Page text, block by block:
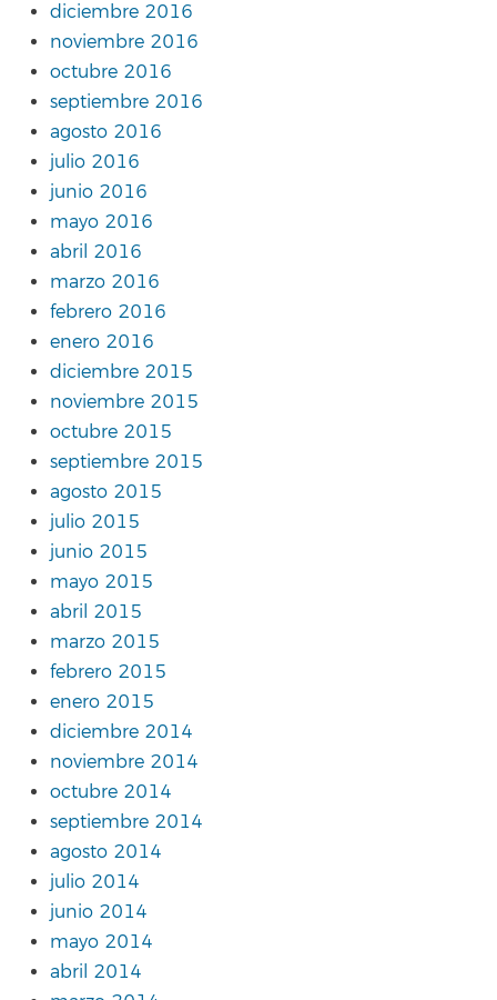
diciembre 2016
noviembre 2016
octubre 2016
septiembre 2016
agosto 2016
julio 2016
junio 2016
mayo 2016
abril 2016
marzo 2016
febrero 2016
enero 2016
diciembre 2015
noviembre 2015
octubre 2015
septiembre 2015
agosto 2015
julio 2015
junio 2015
mayo 2015
abril 2015
marzo 2015
febrero 2015
enero 2015
diciembre 2014
noviembre 2014
octubre 2014
septiembre 2014
agosto 2014
julio 2014
junio 2014
mayo 2014
abril 2014